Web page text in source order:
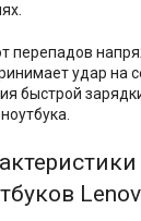
перепадов
удар на
быстрой